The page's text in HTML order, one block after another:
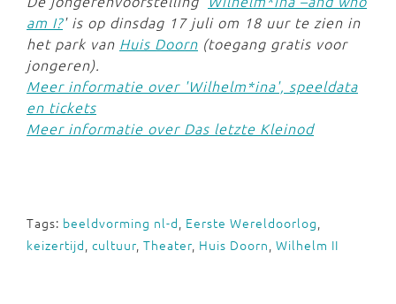
am I?' is op dinsdag 17 juli om 18 uur te zien in
het park van Huis Doorn (toegang gratis voor
jongeren).
Meer informatie over 'Wilhelm*ina', speeldata
en tickets
Meer informatie over Das letzte Kleinod
Tags: beeldvorming nl-d Eerste Wereldoorlog
keizertijd cultuur Theater Huis Doorn Wilhelm II